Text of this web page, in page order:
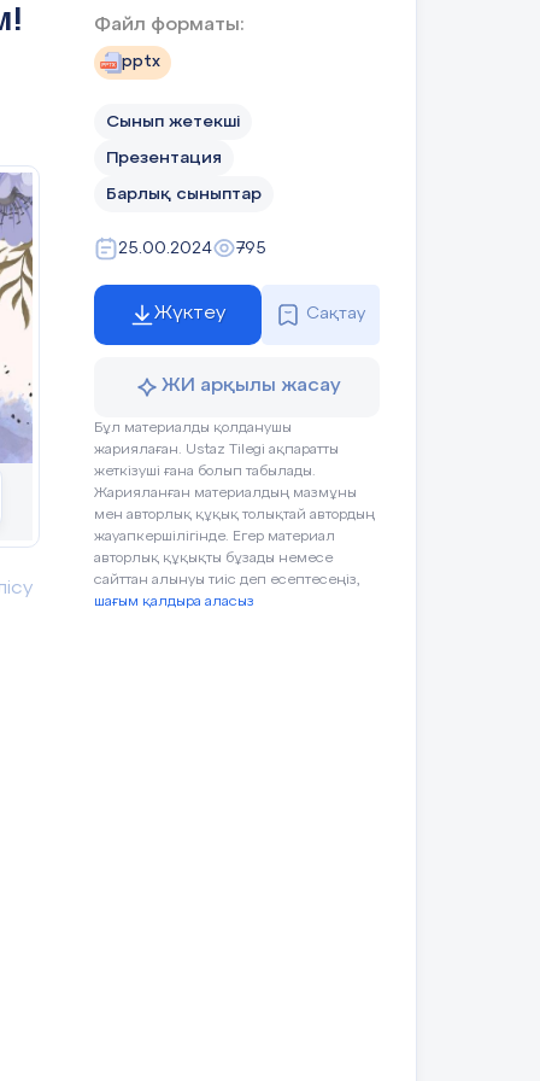
аялау» (Ж.Ж.Руссо)
Әуезов)
эссе немесеөлеңқұрастырады.
Дұрыс-
✅
✅
✅/❌3. Білім –
БӨЛІСУ
Файл форматы:
pptx
Сынып жетекші
Презентация
Барлық сыныптар
25.00.2024 795
Жүктеу Сақтау
ЖИ арқылы жасау
Бұл материалды қолданушы
жариялаған. Ustaz Tilegi ақпаратты
жеткізуші ғана болып табылады.
Жарияланған материалдың мазмұны
мен авторлық құқық толықтай автордың
жауапкершілігінде. Егер материал
авторлық құқықты бұзады немесе
сайттан алынуы тиіс деп есептесеңіз,
шағым қалдыра аласыз